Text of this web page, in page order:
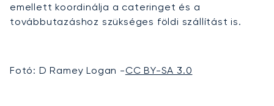
emellett koordinálja a cateringet és a
továbbutazáshoz szükséges földi szállítást is.
Fotó: D Ramey Logan -CC BY-SA 3.0